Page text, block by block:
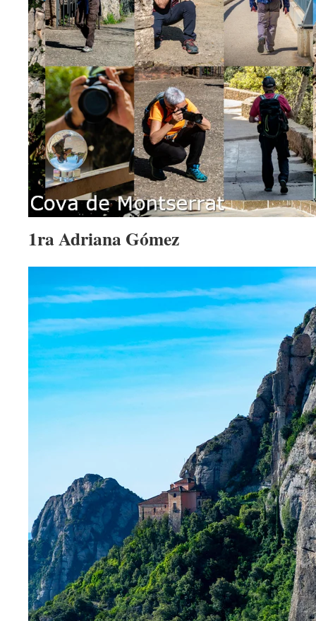
1ra Adriana Gómez